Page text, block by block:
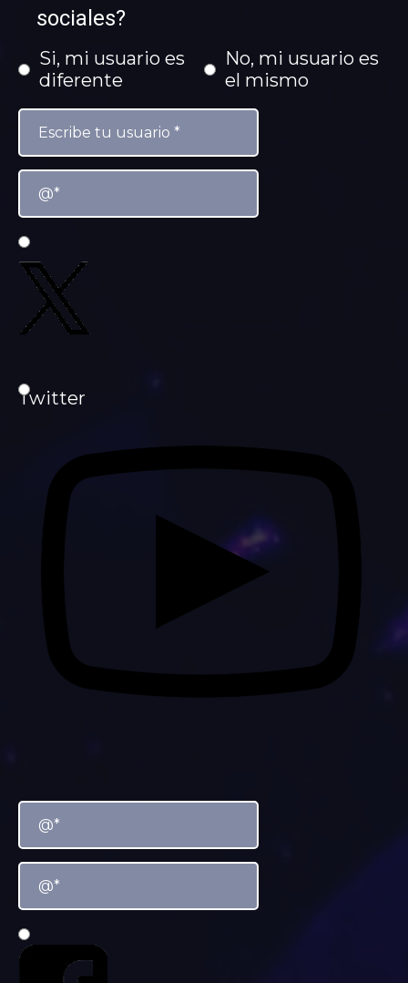
sociales?
Si, mi usuario es
diferente
No, mi usuario es
el mismo
Twitter
YouTube